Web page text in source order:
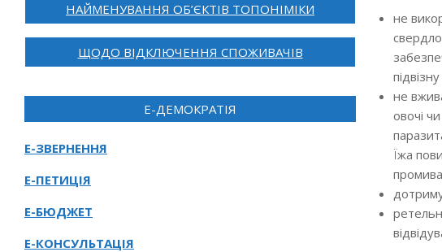
не
не
овочі
Їжа
НАЙМЕНУВАННЯ ОБ’ЄКТІВ ТОПОНІМІКИ
ЩОДО ВІДКЛЮЧЕННЯ СПОЖИВАЧІВ
Е-ДЕМОКРАТІЯ
Е-ЗВЕРНЕННЯ
Е-ПЕТИЦІЯ
Е-БЮДЖЕТ
Е-КОНСУЛЬТАЦІЯ